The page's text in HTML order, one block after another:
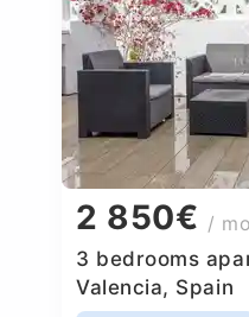
2 850€ /
3 bedrooms
Valencia, Spain